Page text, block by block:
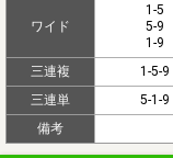
ワイド
1-5
5-9
1-9
三連複
1-5-9
三連単
5-1-9
備考